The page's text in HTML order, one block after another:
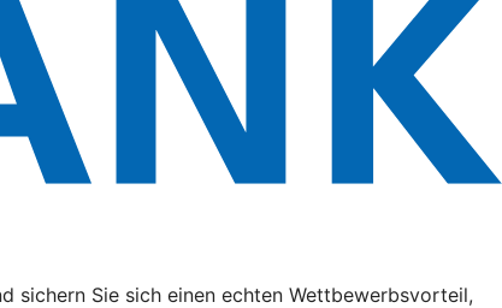
sichern Sie sich einen echten Wettbewerbsvorteil,